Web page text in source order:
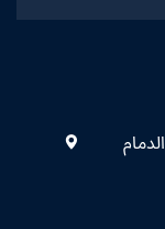
الدمام